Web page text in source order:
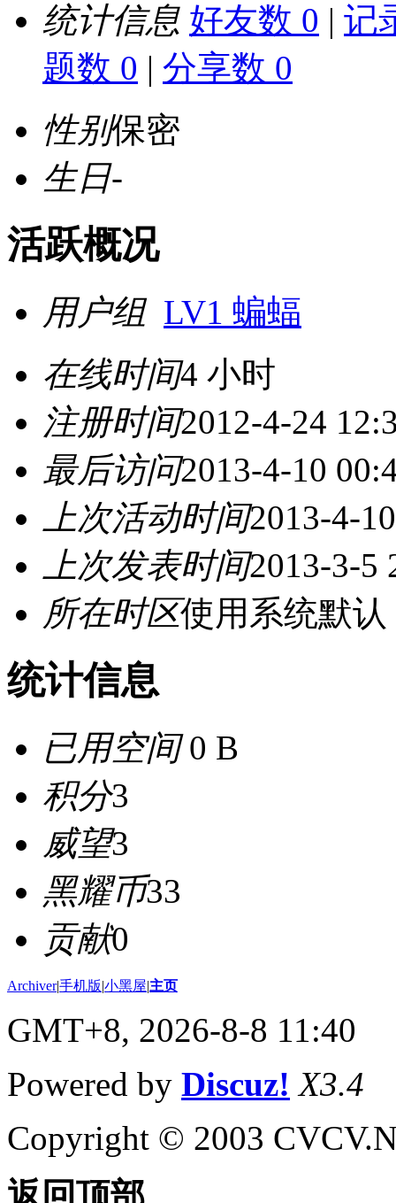
统计信息 好友数 0 | 记
题数 0 | 分享数 0
性别保密
生日-
活跃概况
用户组 LV1 蝙蝠
在线时间4 小时
注册时间2012-4-24
最后访问2013-4-10
上次活动时间2013-4-
上次发表时间2013-3-5
所在时区使用系统默认
统计信息
已用空间0 B
积分3
威望3
黑耀币33
贡献0
Archiver|手机版|小黑屋|主页
GMT+8, 2026-8-8 11:40
Powered by Discuz! X3.4
Copyright © 2003